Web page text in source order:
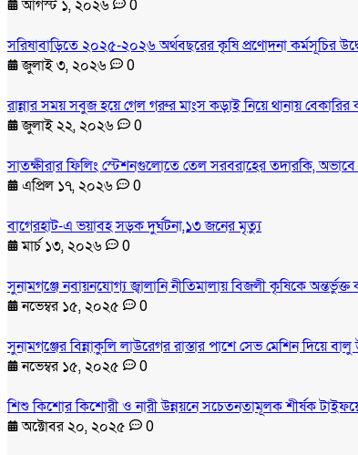
আগস্ট ১, ২০২৬
0
সরিষাবাড়িতে ২০২৫-২০২৬ অর্থবছরের কৃষি প্রণোদনা কর্মসূচির
জুলাই ৩, ২০২৬
0
রান্নার সময় সবুজ হয়ে গেল গরুর মাংস কড়াই নিয়ে থানায় বেকারির
জুলাই ২২, ২০২৬
0
সাতক্ষীরার ফিলিং স্টেশনগুলোতে তেল সরবরাহের তদারকি,
এপ্রিল ১৭, ২০২৬
0
বাগেরহাট-এ ভয়াবহ সড়ক দুর্ঘটনা,১৩ জনের মৃত্যু
মার্চ ১৩, ২০২৬
0
সুনামগঞ্জে নবায়নযোগ্য জ্বালানি নীতিমালায় বিজলী কৃষিকে
নভেম্বর ১৫, ২০২৫
0
সুনামগঞ্জের বিন্নাকুলি লাউরেগর রাস্তার পাশে সেভ মেশিন দিয়ে
নভেম্বর ১৫, ২০২৫
0
শিশু কিশোর কিশোরী ও নারী উন্নয়নে সচেতনতামূলক শীর্ষক
অক্টোবর ২০, ২০২৫
0